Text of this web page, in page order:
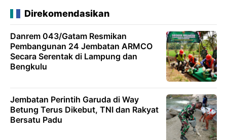
Direkomendasikan
Danrem 043/Gatam Resmikan
Pembangunan 24 Jembatan ARMCO
Secara Serentak di Lampung dan
Bengkulu
Jembatan Perintih Garuda di Way
Betung Terus Dikebut, TNI dan Rakyat
Bersatu Padu